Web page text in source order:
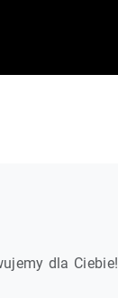
dla Ciebie!